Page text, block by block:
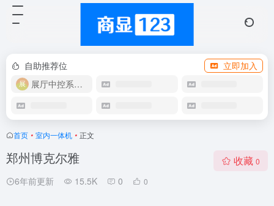
自助推荐位
立即加入
展厅中控系统OEM
首页 • 室内一体机 • 正文
郑州博克尔雅
6年前更新 15.5K 0 0
收藏 0